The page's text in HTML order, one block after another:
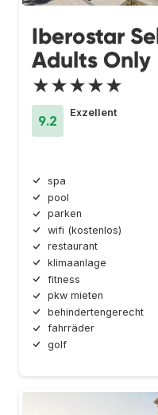
Iberostar
Adults Only
★★★★★
9.2
Exzellent
spa
pool
parken
wifi (kostenlos)
restaurant
klimaanlage
fitness
pkw mieten
behindertengerecht
fahrräder
golf